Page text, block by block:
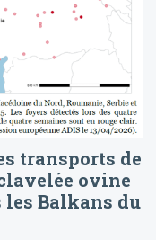
transports de
ovine
Balkans du